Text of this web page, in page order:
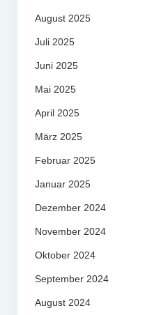
August 2025
Juli 2025
Juni 2025
Mai 2025
April 2025
März 2025
Februar 2025
Januar 2025
Dezember 2024
November 2024
Oktober 2024
September 2024
August 2024